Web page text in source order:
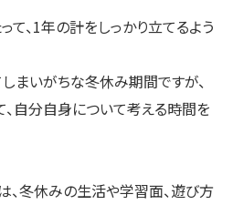
て、1年の計をしっかり立てるよう
まいがちな冬休み期間ですが、
自分自身について考える時間を
、冬休みの生活や学習面、遊び方